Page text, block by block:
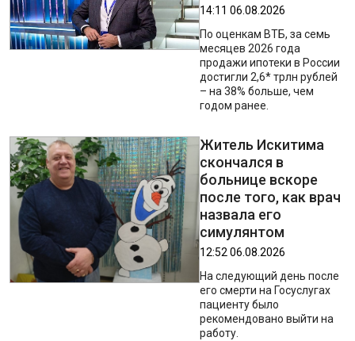
14:11 06.08.2026
По оценкам ВТБ, за семь
месяцев 2026 года
продажи ипотеки в России
достигли 2,6* трлн рублей
– на 38% больше, чем
годом ранее.
Житель Искитима
скончался в
больнице вскоре
после того, как врач
назвала его
симулянтом
12:52 06.08.2026
На следующий день после
его смерти на Госуслугах
пациенту было
рекомендовано выйти на
работу.